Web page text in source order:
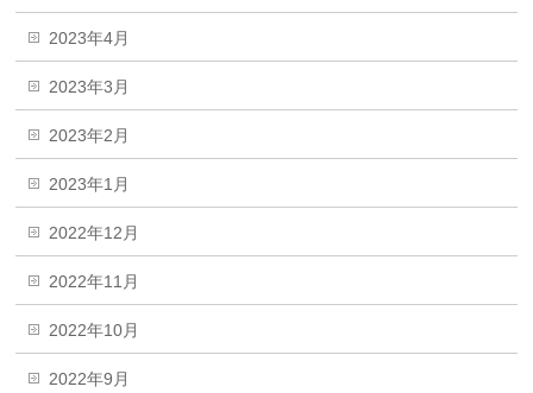
2023年4月
2023年3月
2023年2月
2023年1月
2022年12月
2022年11月
2022年10月
2022年9月